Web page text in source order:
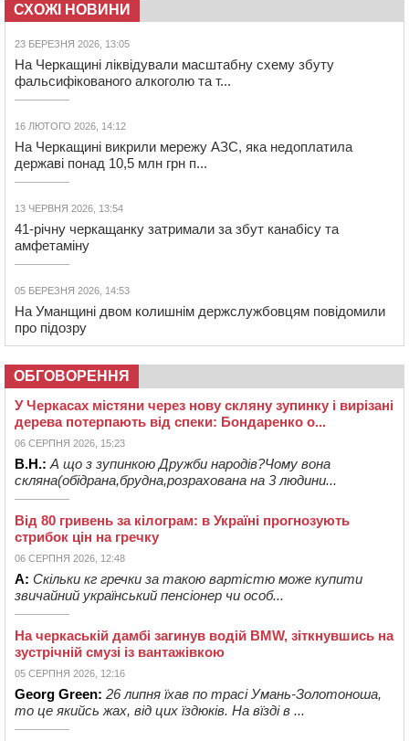
СХОЖІ НОВИНИ
23 БЕРЕЗНЯ 2026, 13:05
На Черкащині ліквідували масштабну схему збуту
фальсифікованого алкоголю та т...
16 ЛЮТОГО 2026, 14:12
На Черкащині викрили мережу АЗС, яка недоплатила
державі понад 10,5 млн грн п...
13 ЧЕРВНЯ 2026, 13:54
41-річну черкащанку затримали за збут канабісу та
амфетаміну
05 БЕРЕЗНЯ 2026, 14:53
На Уманщині двом колишнім держслужбовцям повідомили
про підозру
ОБГОВОРЕННЯ
У Черкасах містяни через нову скляну зупинку і вирізані
дерева потерпають від спеки: Бондаренко о...
06 СЕРПНЯ 2026, 15:23
В.Н.: А що з зупинкою Дружби народів?Чому вона
скляна(обідрана,брудна,розрахована на 3 людини...
Від 80 гривень за кілограм: в Україні прогнозують
стрибок цін на гречку
06 СЕРПНЯ 2026, 12:48
А: Скільки кг гречки за такою вартістю може купити
звичайний український пенсіонер чи особ...
На черкаській дамбі загинув водій BMW, зіткнувшись на
зустрічній смузі із вантажівкою
05 СЕРПНЯ 2026, 12:16
Georg Green: 26 липня їхав по трасі Умань-Золотоноша,
то це якийсь жах, від цих їздюків. На вїзді в ...